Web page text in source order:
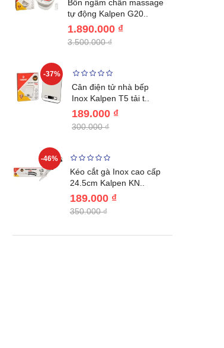
Bồn ngâm chân massage
tự động Kalpen G20..
1.890.000 ₫
3.500.000 ₫
-37%
Cân điện tử nhà bếp
Inox Kalpen T5 tải t..
189.000 ₫
300.000 ₫
-46%
Kéo cắt gà Inox cao cấp
24.5cm Kalpen KN..
189.000 ₫
350.000 ₫